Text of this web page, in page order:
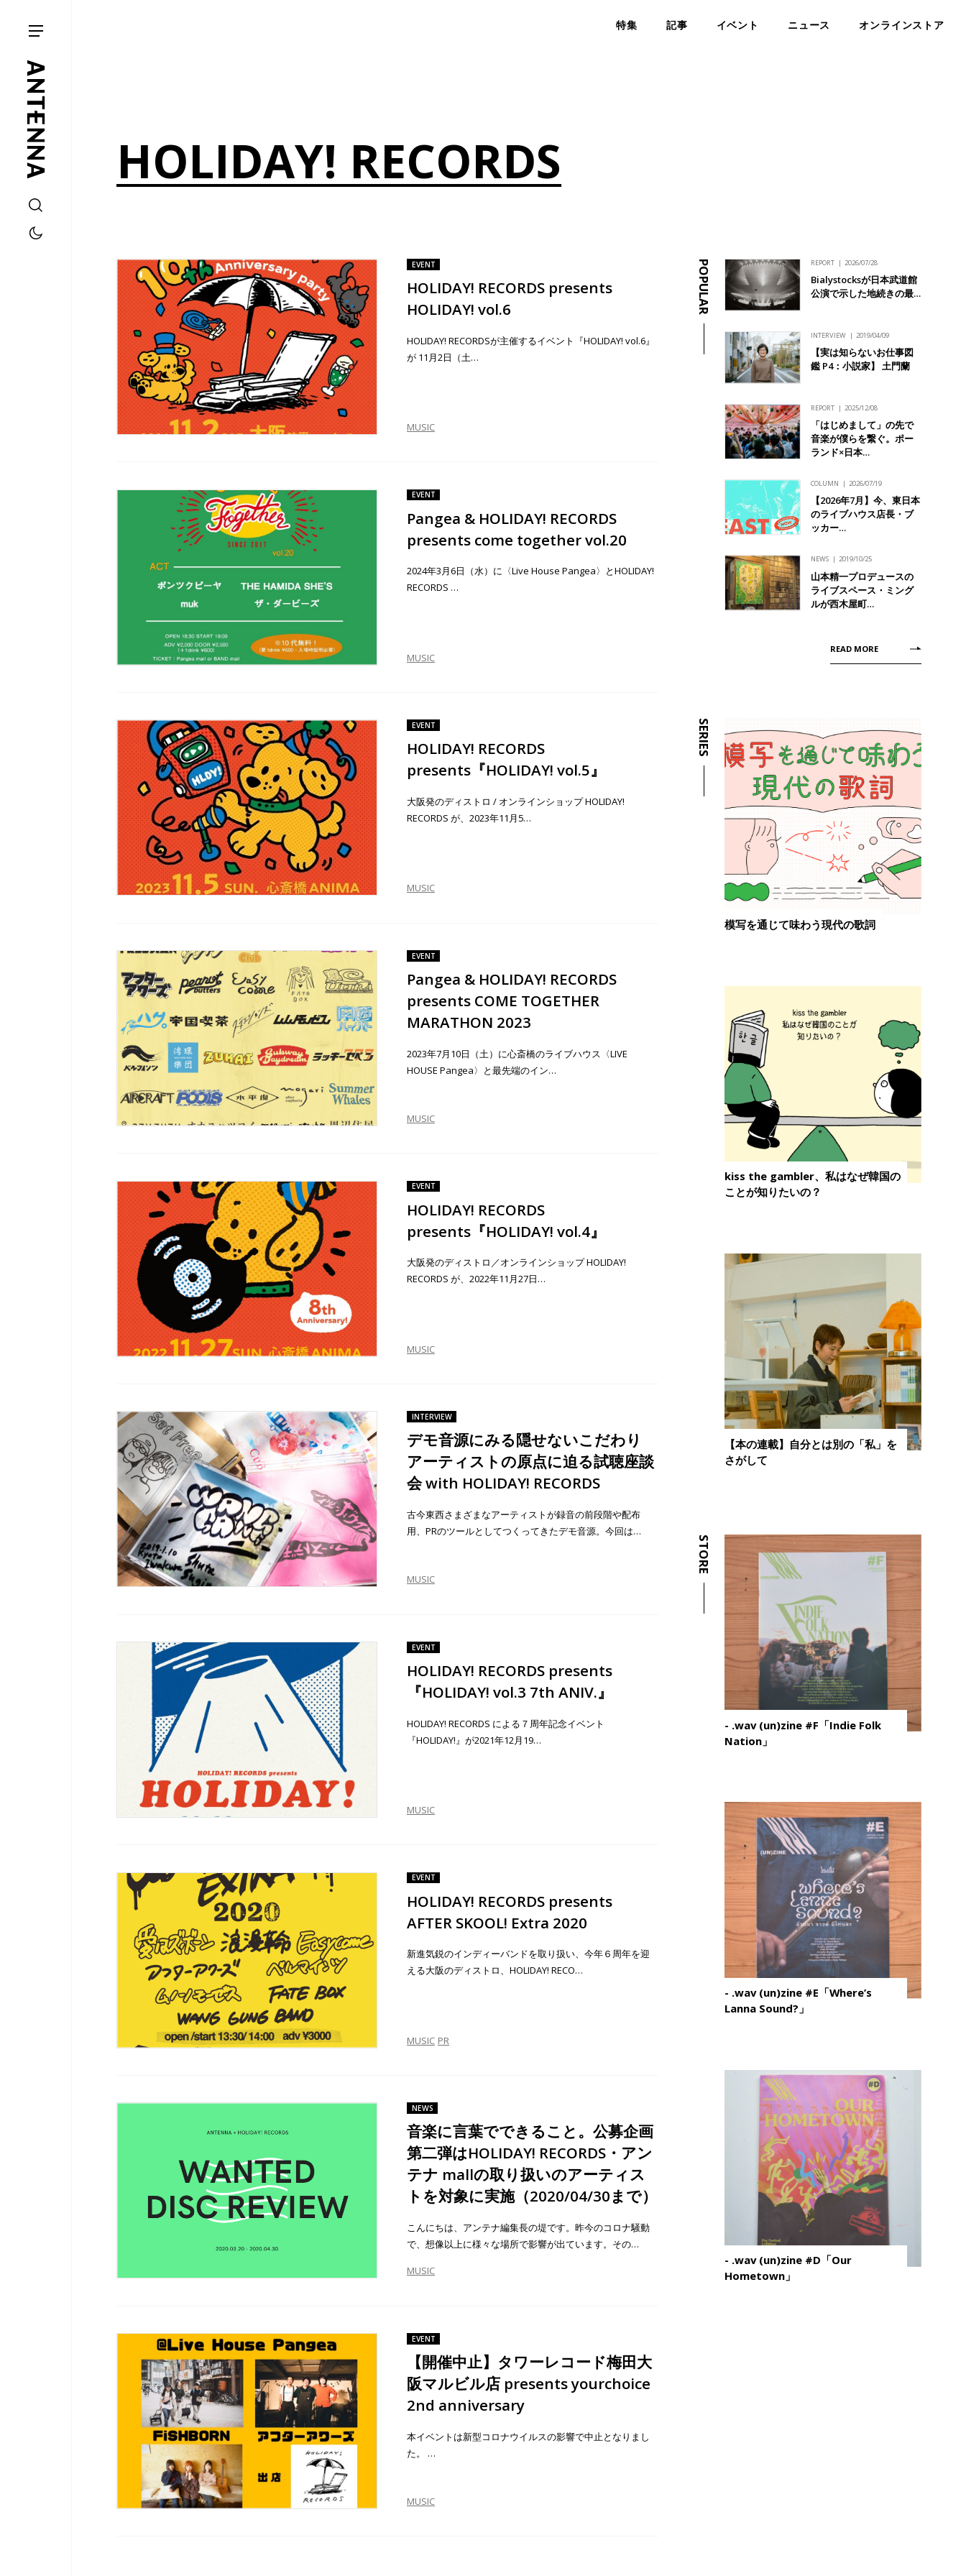
特集 記事 イベント ニュース オンラインストア
HOLIDAY! RECORDS
EVENT
HOLIDAY! RECORDS presents
HOLIDAY! vol.6
HOLIDAY! RECORDSが主催するイベント『HOLIDAY! vol.6』
が 11月2日（土…
MUSIC
EVENT
Pangea & HOLIDAY! RECORDS
presents come together vol.20
2024年3月6日（水）に〈Live House Pangea〉とHOLIDAY!
RECORDS …
MUSIC
EVENT
HOLIDAY! RECORDS
presents『HOLIDAY! vol.5』
大阪発のディストロ / オンラインショップ HOLIDAY!
RECORDS が、2023年11月5…
MUSIC
EVENT
Pangea & HOLIDAY! RECORDS
presents COME TOGETHER
MARATHON 2023
2023年7月10日（土）に心斎橋のライブハウス〈LIVE
HOUSE Pangea〉と最先端のイン…
MUSIC
EVENT
HOLIDAY! RECORDS
presents『HOLIDAY! vol.4』
大阪発のディストロ／オンラインショップ HOLIDAY!
RECORDS が、2022年11月27日…
MUSIC
INTERVIEW
デモ音源にみる隠せないこだわり
アーティストの原点に迫る試聴座談
会 with HOLIDAY! RECORDS
古今東西さまざまなアーティストが録音の前段階や配布
用、PRのツールとしてつくってきたデモ音源。今回は…
MUSIC
EVENT
HOLIDAY! RECORDS presents
『HOLIDAY! vol.3 7th ANIV.』
HOLIDAY! RECORDS による７周年記念イベント
『HOLIDAY!』が2021年12月19…
MUSIC
EVENT
HOLIDAY! RECORDS presents
AFTER SKOOL! Extra 2020
新進気鋭のインディーバンドを取り扱い、今年６周年を迎
える大阪のディストロ、HOLIDAY! RECO…
MUSIC PR
NEWS
音楽に言葉でできること。公募企画
第二弾はHOLIDAY! RECORDS・アン
テナ mallの取り扱いのアーティス
トを対象に実施（2020/04/30まで）
こんにちは、アンテナ編集長の堤です。昨今のコロナ騒動
で、想像以上に様々な場所で影響が出ています。その…
MUSIC
EVENT
【開催中止】タワーレコード梅田大
阪マルビル店 presents yourchoice
2nd anniversary
本イベントは新型コロナウイルスの影響で中止となりまし
た。 …
MUSIC
POPULAR REPORT 2026/07/28
Bialystocksが日本武道館
公演で示した地続きの最…
INTERVIEW 2019/04/09
【実は知らないお仕事図
鑑 P4：小説家】 土門蘭
REPORT 2025/12/08
「はじめまして」の先で
音楽が僕らを繋ぐ。ポー
ランド×日本…
COLUMN 2026/07/19
【2026年7月】今、東日本
のライブハウス店長・ブ
ッカー…
NEWS 2019/10/25
山本精一プロデュースの
ライブスペース・ミング
ルが西木屋町…
READ MORE
SERIES
模写を通じて味わう現代の歌詞
kiss the gambler、私はなぜ韓国の
ことが知りたいの？
【本の連載】自分とは別の「私」を
さがして
STORE
- .wav (un)zine #F「Indie Folk
Nation」
- .wav (un)zine #E「Where’s
Lanna Sound?」
- .wav (un)zine #D「Our
Hometown」